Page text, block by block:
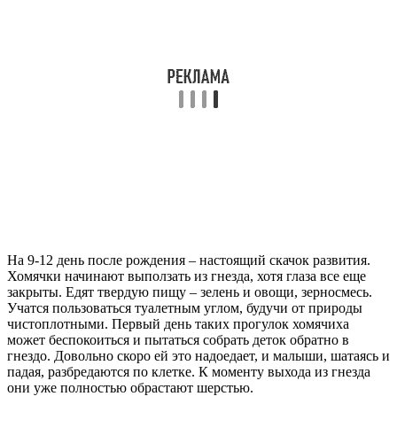
На 9-12 день после рождения – настоящий скачок развития.
Хомячки начинают выползать из гнезда, хотя глаза все еще
закрыты. Едят твердую пищу – зелень и овощи, зерносмесь.
Учатся пользоваться туалетным углом, будучи от природы
чистоплотными. Первый день таких прогулок хомячиха
может беспокоиться и пытаться собрать деток обратно в
гнездо. Довольно скоро ей это надоедает, и малыши, шатаясь и
падая, разбредаются по клетке. К моменту выхода из гнезда
они уже полностью обрастают шерстью.